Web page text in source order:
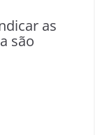
as
são